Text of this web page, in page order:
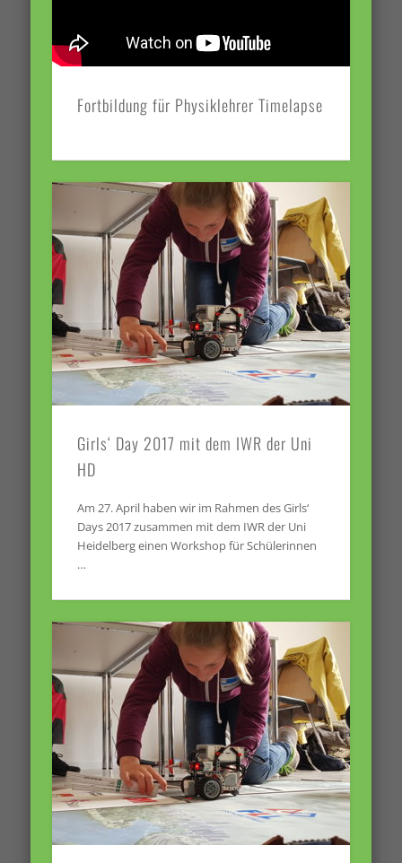
Fortbildung für Physiklehrer Timelapse
Girls‘ Day 2017 mit dem IWR der Uni
HD
Am 27. April haben wir im Rahmen des Girls‘
Days 2017 zusammen mit dem IWR der Uni
Heidelberg einen Workshop für Schülerinnen
…